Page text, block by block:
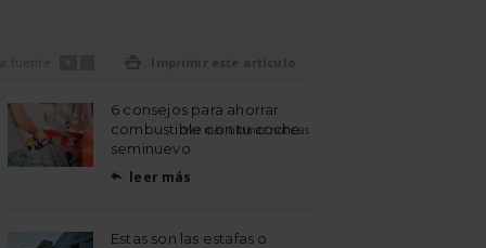
Ver más últimas noticias
6 consejos para ahorrar
combustible con tu coche
seminuevo
 leer más
Estas son las estafas o